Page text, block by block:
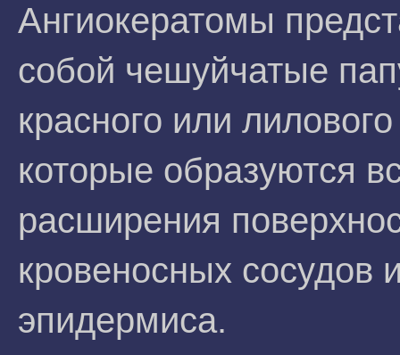
Ангиокератомы
собой чешуйчатые
красного или
которые образуются
расширения
кровеносных сосудов
эпидермиса.